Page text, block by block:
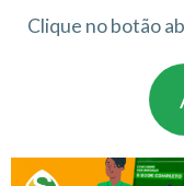
Clique no botão